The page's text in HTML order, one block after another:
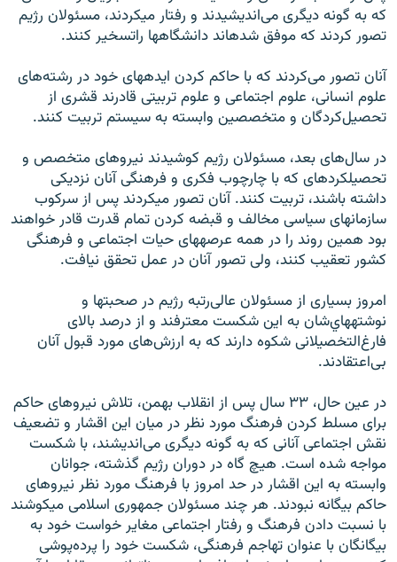
که به گونه ديگری می‏‌انديشيدند و رفتار می‏کردند، مسئولان رژيم
تصور کردند که موفق شده‏اند دانشگاه‏ها راتسخير کنند.
آنان تصور می‌کردند که با حاکم کردن ايده‏های خود در رشته‌های
علوم انسانی، علوم اجتماعی و علوم تربيتی قادرند قشری از
تحصيل‌کردگان و متخصصين وابسته به سيستم تربيت کنند.
در سال‌های بعد، مسئولان رژيم کوشيدند نيروهای متخصص و
تحصيل‏کرده‏ای که با چارچوب فکری و فرهنگی آنان نزديکی
داشته باشند، تربيت کنند. آنان تصور می‏کردند پس از سرکوب
سازمان‏های سياسی مخالف و قبضه کردن تمام قدرت قادر خواهند
بود همين روند را در همه‏ عرصه‏های حيات اجتماعی و فرهنگی
کشور تعقيب کنند، ولی تصور آنان در عمل تحقق نيافت.
امروز بسياری از مسئولان عالی‌رتبه رژيم در صحبت‏ها و
نوشته‏هاي‌شان به اين شکست معترفند و از درصد بالای
فارغ‌التخصيلانی شکوه دارند که به ارزش‌های مورد قبول آنان
بی‌اعتقادند.
در عين حال، ۳۳ سال پس از انقلاب بهمن، تلاش نيروهای حاکم
برای مسلط کردن فرهنگ مورد نظر در ميان اين اقشار و تضعيف
نقش اجتماعی آنانی که به گونه ديگری می‏‌انديشند، با شکست
مواجه شده است. هيچ گاه در دوران رژيم گذشته، جوانان
وابسته به اين اقشار در حد امروز با فرهنگ مورد نظر نيروهای
حاکم بيگانه نبودند. هر چند مسئولان جمهوری اسلامی می‏کوشند
با نسبت دادن فرهنگ و رفتار اجتماعی مغاير خواست خود به
بيگانگان با عنوان تهاجم فرهنگی، شکست خود را پرده‌پوشی